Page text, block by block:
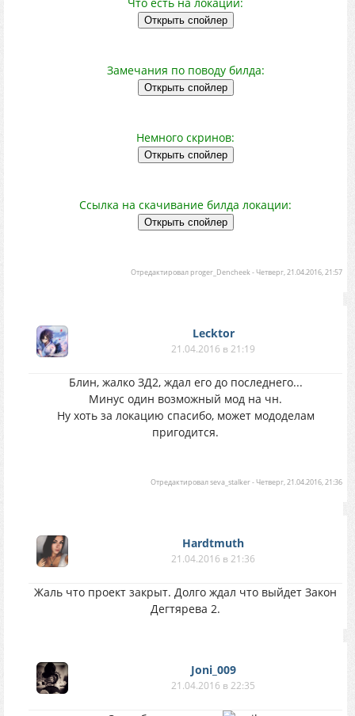
Замечания по поводу билда:
Немного скринов:
Ссылка на скачивание билда локации:
Отредактировал proger_Dencheek-Четверг, 21.04.2016, 21:57
Lecktor
21.04.2016 в 21:19
Блин, жалко ЗД2, ждал его до последнего...
Минус один возможный мод на чн.
Ну хоть за локацию спасибо, может мододелам
пригодится.
Отредактировалseva_stalker-Четверг, 21.04.2016, 21:36
Hardtmuth
21.04.2016 в 21:36
Жаль что проект закрыт. Долго ждал что выйдет Закон
Дегтярева 2.
Joni_009
21.04.2016 в 22:35